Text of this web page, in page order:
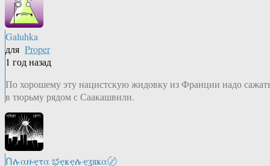
Galuhka
для Proper
1 год назад
По хорошему эту нацистскую жидовку из Франции надо
в тюрьму рядом с Саакашвили.
Ոሉαዙҿτα ಭҿҝҿሉҿʓяҝα〄